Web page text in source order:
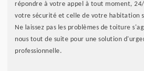
répondre à votre appel à tout moment,
votre sécurité et celle de votre habitation
Ne laissez pas les problèmes de toiture
nous tout de suite pour une solution
professionnelle.